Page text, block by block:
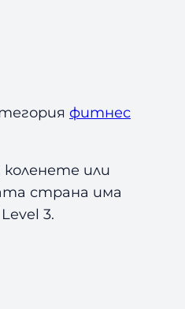
фитнес
или
страна има
3.